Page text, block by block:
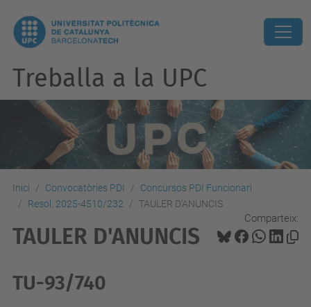
Treballa a la UPC
Inici Convocatòries PDI
Concursos PDI Funcionari
Resol. 2025-4510/232
TAULER D'ANUNCIS
Comparteix:
TAULER D'ANUNCIS
TU-93/740